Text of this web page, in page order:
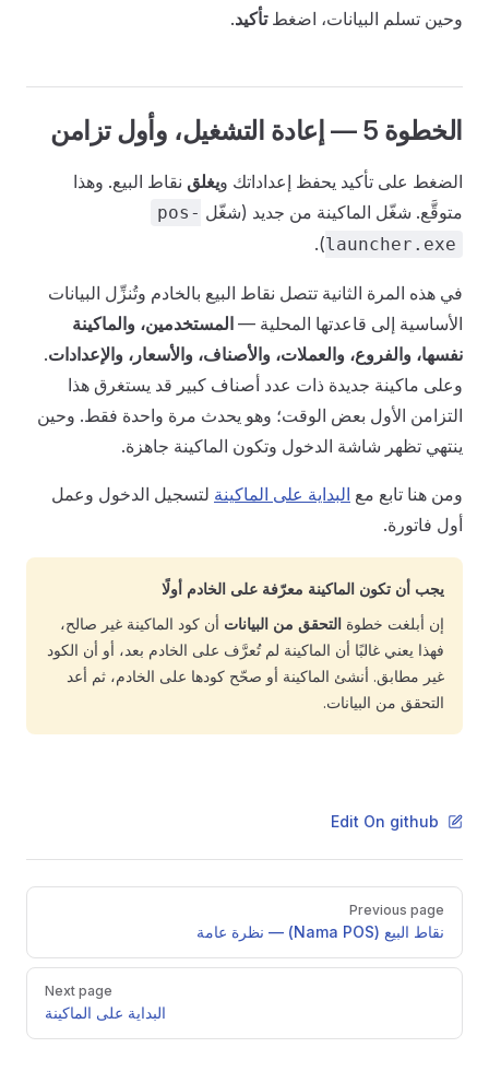
وحين تسلم البيانات، اضغطتأكيد.
الخطوة 5 — إعادة التشغيل، وأول تزامن
الضغط على تأكيد يحفظ إعداداتك ويغلق نقاط البيع. وهذا
متوقَّع. شغّل الماكينة من جديد (شغّل pos-
launcher.exe
).
في هذه المرة الثانية تتصل نقاط البيع بالخادم وتُنزِّل البيانات
الأساسية إلى قاعدتها المحلية — المستخدمين، والماكينة
نفسها، والفروع، والعملات، والأصناف، والأسعار، والإعدادات.
وعلى ماكينة جديدة ذات عدد أصناف كبير قد يستغرق هذا
التزامن الأول بعض الوقت؛ وهو يحدث مرة واحدة فقط. وحين
ينتهي تظهر شاشة الدخول وتكون الماكينة جاهزة.
ومن هنا تابع مع البداية على الماكينة لتسجيل الدخول وعمل
أول فاتورة.
يجب أن تكون الماكينة معرّفة على الخادم أولًا
إن أبلغت خطوة التحقق من البيانات أن كود الماكينة غير صالح،
فهذا يعني غالبًا أن الماكينة لم تُعرَّف على الخادم بعد، أو أن الكود
غير مطابق. أنشئ الماكينة أو صحّح كودها على الخادم، ثم أعد
التحقق من البيانات.
Edit On github
Pager
Previous page
نقاط البيع (Nama POS) — نظرة عامة
Next page
البداية على الماكينة